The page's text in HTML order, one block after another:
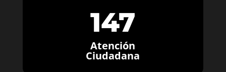
147
Atención
Ciudadana